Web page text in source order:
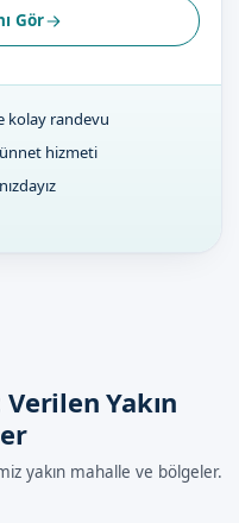
Gör
kolay randevu
hizmeti
Yakın
yakın mahalle ve bölgeler.